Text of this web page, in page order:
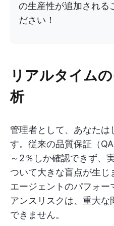
の生産性が追加される
ださい！
リアルタイム
析
管理者として、あなた
す。従来の品質保証（
～2％しか確認できず、
ついて大きな盲点が生じ
エージェントのパフォー
アンスリスクは、重大
できません。